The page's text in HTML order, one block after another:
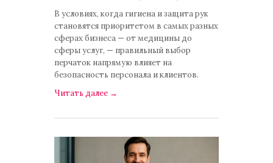
В условиях, когда гигиена и защита рук
становятся приоритетом в самых разных
сферах бизнеса — от медицины до
сферы услуг, — правильный выбор
перчаток напрямую влияет на
безопасность персонала и клиентов.
Читать далее →